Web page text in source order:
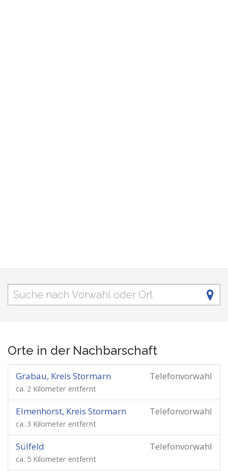
Orte in der Nachbarschaft
Telefonvorwahl
Grabau, Kreis Stormarn
ca. 2 Kilometer entfernt
Telefonvorwahl
Elmenhorst, Kreis Stormarn
ca. 3 Kilometer entfernt
Telefonvorwahl
Sülfeld
ca. 5 Kilometer entfernt